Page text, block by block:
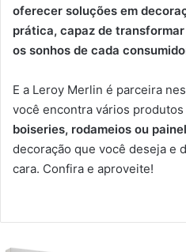
oferecer soluções em
prática, capaz de
os sonhos de cada
E a Leroy Merlin é parceira
você encontra vários
boiseries, rodameios ou
decoração que você deseja e
cara. Confira e aproveite!